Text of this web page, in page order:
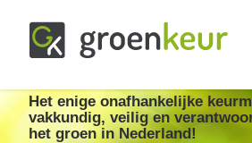
Groenkeur
Het enige onafhankelijke keurmerk
Het enige onafhankelijke
vakkundig, veilig en
het groen in Nederland!